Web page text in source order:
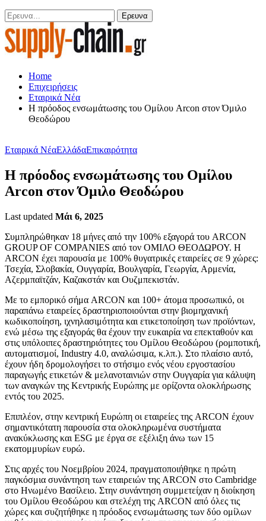
Home
Επιχειρήσεις
Εταιρικά Νέα
Η πρόοδος ενσωμάτωσης του Ομίλου Arcon στον Όμιλο
Θεοδώρου
Εταιρικά ΝέαΕλλάδαΕπικαιρότητα
Η πρόοδος ενσωμάτωσης του Ομίλου
Arcon στον Όμιλο Θεοδώρου
Last updated Μάι 6, 2025
Συμπληρώθηκαν 18 μήνες από την 100% εξαγορά του ARCON
GROUP OF COMPANIES από τον ΟΜΙΛΟ ΘΕΟΔΩΡΟΥ. Η
ARCON έχει παρουσία με 100% θυγατρικές εταιρείες σε 9 χώρες:
Τσεχία, Σλοβακία, Ουγγαρία, Βουλγαρία, Γεωργία, Αρμενία,
Αζερμπαϊτζάν, Καζακστάν και Ουζμπεκιστάν.
Με το εμπορικό σήμα ARCON και 100+ άτομα προσωπικό, οι
παραπάνω εταιρείες δραστηριοποιούνται στην βιομηχανική
κωδικοποίηση, ιχνηλασιμότητα και ετικετοποίηση των προϊόντων,
ενώ μέσω της εξαγοράς θα έχουν την ευκαιρία να επεκταθούν και
στις υπόλοιπες δραστηριότητες του Ομίλου Θεοδώρου (ρομποτική,
αυτοματισμοί, Industry 4.0, αναλώσιμα, κ.λπ.). Στο πλαίσιο αυτό,
έχουν ήδη δρομολογήσει το στήσιμο ενός νέου εργοστασίου
παραγωγής ετικετών & μελανοταινιών στην Ουγγαρία για κάλυψη
των αναγκών της Κεντρικής Ευρώπης με ορίζοντα ολοκλήρωσης
εντός του 2025.
Επιπλέον, στην κεντρική Ευρώπη οι εταιρείες της ARCON έχουν
σημαντικότατη παρουσία στα ολοκληρωμένα συστήματα
ανακύκλωσης και ESG με έργα σε εξέλιξη άνω των 15
εκατομμυρίων ευρώ.
Στις αρχές του Νοεμβρίου 2024, πραγματοποιήθηκε η πρώτη
παγκόσμια συνάντηση των εταιρειών της ARCON στο Cambridge
στο Ηνωμένο Βασίλειο. Στην συνάντηση συμμετείχαν η διοίκηση
του Ομίλου Θεοδώρου και στελέχη της ARCON από όλες τις
χώρες και συζητήθηκε η πρόοδος ενσωμάτωσης των δύο ομίλων